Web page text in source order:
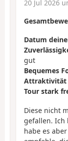
20 Jul 2026
Datum
gut
Bequemes
Attraktivität
Tour stark
Diese nicht
gefallen. Ich
habe es